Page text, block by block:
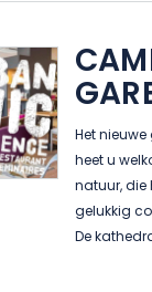
Het
heet u
natuur, die
gelukkig
De
Frankrijk.